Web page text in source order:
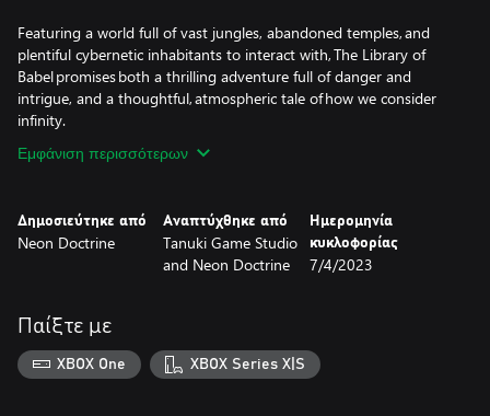
Featuring a world full of vast jungles, abandoned temples, and
plentiful cybernetic inhabitants to interact with, The Library of
Babel promises both a thrilling adventure full of danger and
intrigue, and a thoughtful, atmospheric tale of how we consider
infinity.
Εμφάνιση περισσότερων
Δημοσιεύτηκε από
Neon Doctrine
Αναπτύχθηκε από
Tanuki Game Studio
and Neon Doctrine
Ημερομηνία
κυκλοφορίας
7/4/2023
Παίξτε με
XBOX One XBOX Series X|S